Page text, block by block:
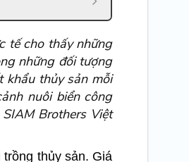
tế cho thấy những
những đối tượng
khẩu thủy sản mỗi
nuôi biển công
Brothers Việt
thủy sản. Giá